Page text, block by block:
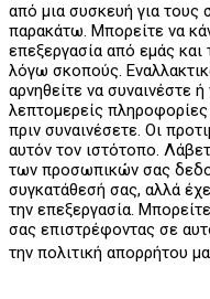
από μια συσκευή για τους
παρακάτω. Μπορείτε να
επεξεργασία από εμάς και
λόγω σκοπούς.
αρνηθείτε να συναινέστε
λεπτομερείς πληροφορίες
πριν συναινέσετε. Οι
αυτόν τον ιστότοπο.
των προσωπικών σας
συγκατάθεσή σας, αλλά
την επεξεργασία.
σας επιστρέφοντας σε
την πολιτική απορρήτου